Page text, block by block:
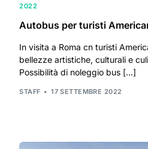
2022
Autobus per turisti
In visita a Roma cn turisti
bellezze artistiche, culturali e
Possibilità di noleggio bus […]
STAFF 17 SETTEMBRE 2022